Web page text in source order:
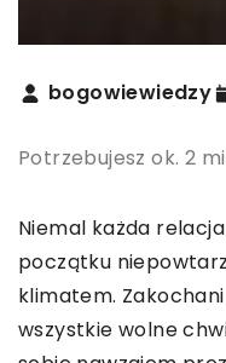
bogowiewiedzy
Potrzebujesz ok. 2
Niemal każda
początku
klimatem.
wszystkie wolne